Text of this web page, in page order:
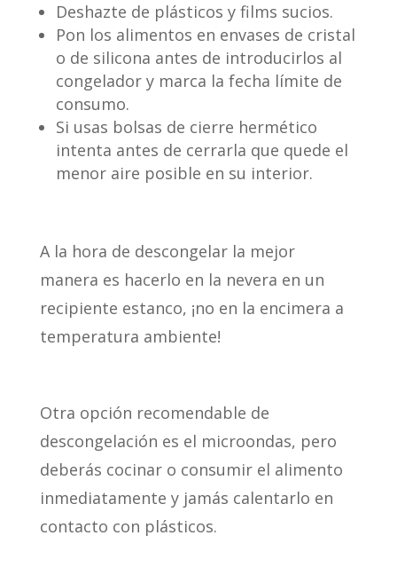
Deshazte de plásticos y films sucios.
Pon los alimentos en envases de cristal
o de silicona antes de introducirlos al
congelador y marca la fecha límite de
consumo.
Si usas bolsas de cierre hermético
intenta antes de cerrarla que quede el
menor aire posible en su interior.
A la hora de descongelar la mejor
manera es hacerlo en la nevera en un
recipiente estanco, ¡no en la encimera a
temperatura ambiente!
Otra opción recomendable de
descongelación es el microondas, pero
deberás cocinar o consumir el alimento
inmediatamente y jamás calentarlo en
contacto con plásticos.